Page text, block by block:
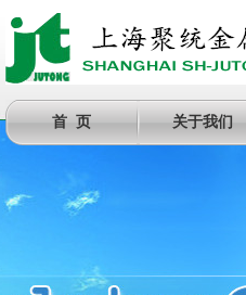
首 页 关于我们